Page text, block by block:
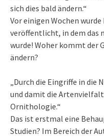
sich dies bald ändern.“
Vor einigen Wochen
veröffentlicht, in dem das
wurde! Woher kommt der
ändern?
„Durch die Eingriffe in die
und damit die
Ornithologie.“
Das ist erstmal eine
Studien? Im Bereich der